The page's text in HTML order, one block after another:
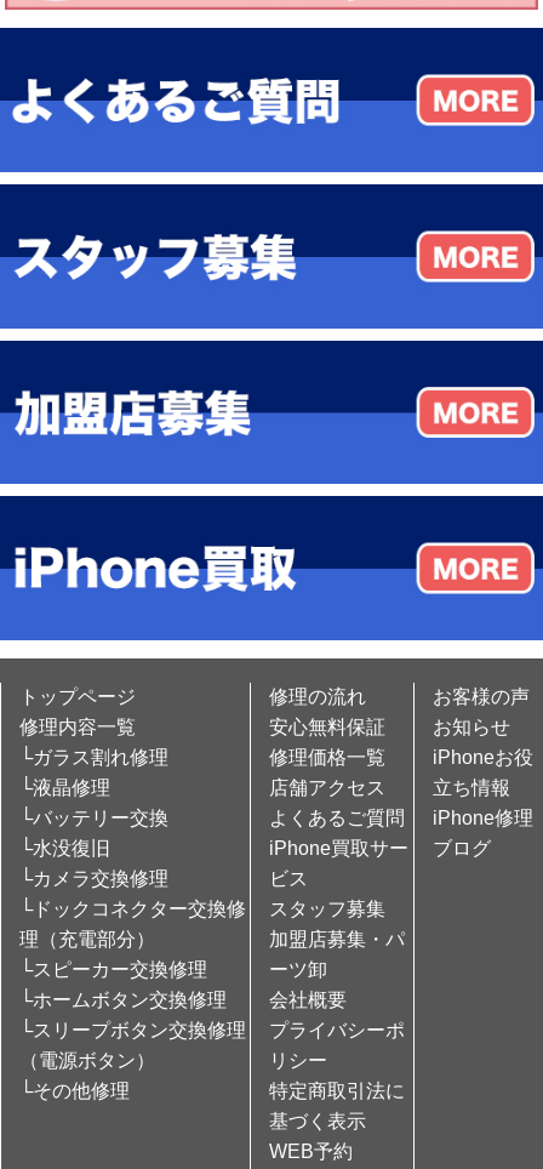
トップページ
修理内容一覧
└ガラス割れ修理
└液晶修理
└バッテリー交換
└水没復旧
└カメラ交換修理
└ドックコネクター交換修
理（充電部分）
└スピーカー交換修理
└ホームボタン交換修理
└スリープボタン交換修理
（電源ボタン）
└その他修理
修理の流れ
安心無料保証
修理価格一覧
店舗アクセス
よくあるご質問
iPhone買取サー
ビス
スタッフ募集
加盟店募集・パ
ーツ卸
会社概要
プライバシーポ
リシー
特定商取引法に
基づく表示
WEB予約
お客様の声
お知らせ
iPhoneお役
立ち情報
iPhone修理
ブログ